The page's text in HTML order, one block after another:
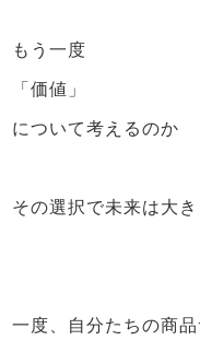
もう一度
「価値」
について考えるのか
その選択で未来は大
一度、自分たちの商